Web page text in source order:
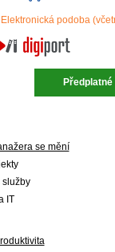
podoba
se mění
služby
IT